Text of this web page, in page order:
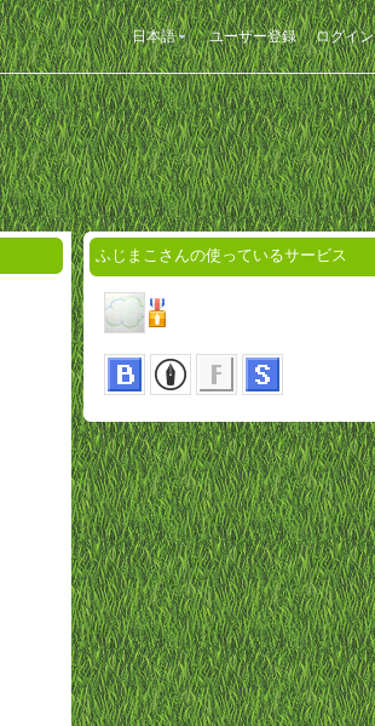
日本語 ユーザー登録 ログイン
ふじまこさんの使っているサービス